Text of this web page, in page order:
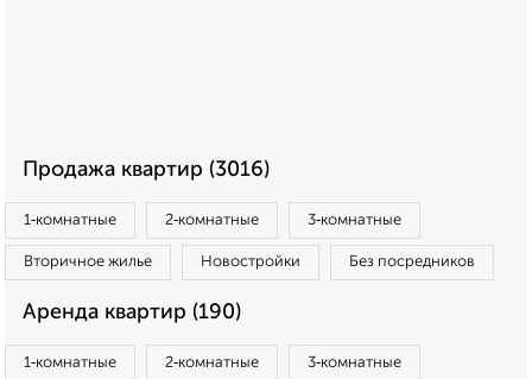
Продажа квартир (3016)
1‑комнатные 2‑комнатные 3‑комнатные
Вторичное жилье Новостройки Без посредников
Аренда квартир (190)
1‑комнатные 2‑комнатные 3‑комнатные